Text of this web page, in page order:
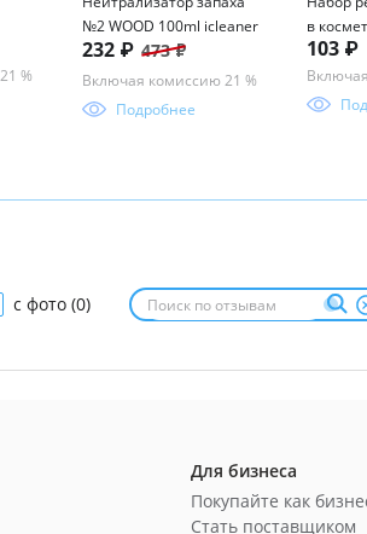
%
№2 WOOD 100ml icleaner
232 ₽ 473 ₽
Включая комиссию 21 %
Подробнее
в
103 ₽
с фото (0)
Для бизнеса
Покупайте как
Стать поставщиком